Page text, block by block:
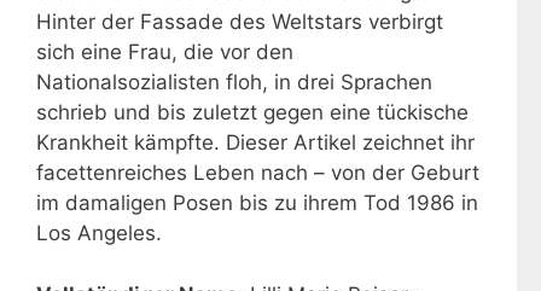
Hinter der Fassade des Weltstars verbirgt
sich eine Frau, die vor den
Nationalsozialisten floh, in drei Sprachen
schrieb und bis zuletzt gegen eine tückische
Krankheit kämpfte. Dieser Artikel zeichnet ihr
facettenreiches Leben nach – von der Geburt
im damaligen Posen bis zu ihrem Tod 1986 in
Los Angeles.